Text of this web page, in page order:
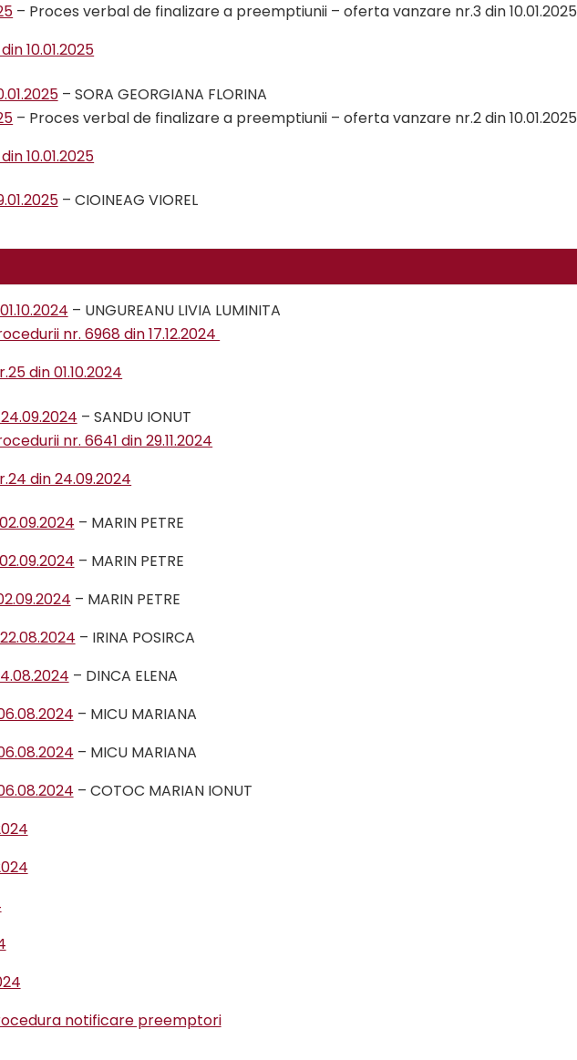
– Proces verbal de finalizare a preemptiunii – oferta vanzare nr.3 din 10.01.2025
10.01.2025
– SORA GEORGIANA FLORINA
– Proces verbal de finalizare a preemptiunii – oferta vanzare nr.2 din 10.01.2025
10.01.2025
– CIOINEAG VIOREL
– UNGUREANU LIVIA LUMINITA
nr. 6968 din 17.12.2024
din 01.10.2024
– SANDU IONUT
nr. 6641 din 29.11.2024
din 24.09.2024
– MARIN PETRE
– MARIN PETRE
– MARIN PETRE
– IRINA POSIRCA
– DINCA ELENA
– MICU MARIANA
– MICU MARIANA
– COTOC MARIAN IONUT
notificare preemptori